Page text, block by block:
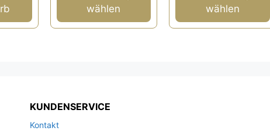
wählen
werden
wählen
werden
KUNDENSERVICE
Kontakt